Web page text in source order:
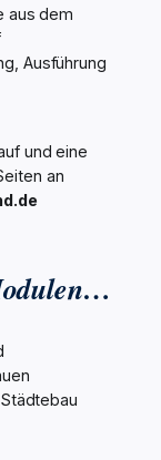
aus dem
Ausführung
und eine
an